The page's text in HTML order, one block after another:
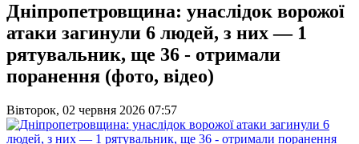
Дніпропетровщина: унаслідок ворожої
атаки загинули 6 людей, з них — 1
рятувальник, ще 36 - отримали
поранення (фото, відео)
Вівторок, 02 червня 2026 07:57